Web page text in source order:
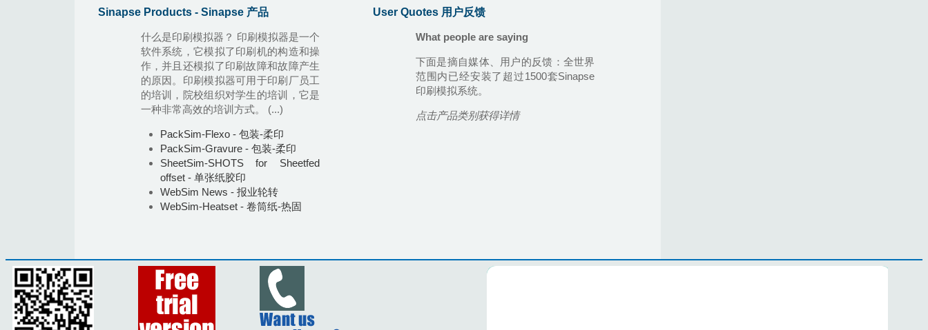
Sinapse Products - Sinapse 产品
什么是印刷模拟器？ 印刷模拟器是一个
软件系统，它模拟了印刷机的构造和操
作，并且还模拟了印刷故障和故障产生
的原因。印刷模拟器可用于印刷厂员工
的培训，院校组织对学生的培训，它是
一种非常高效的培训方式。 (...)
PackSim-Flexo - 包装-柔印
PackSim-Gravure - 包装-柔印
SheetSim-SHOTS for Sheetfed
offset - 单张纸胶印
WebSim News - 报业轮转
WebSim-Heatset - 卷筒纸-热固
User Quotes 用户反馈
What people are saying
下面是摘自媒体、用户的反馈：全世界
范围内已经安装了超过1500套Sinapse
印刷模拟系统。
点击产品类别获得详情